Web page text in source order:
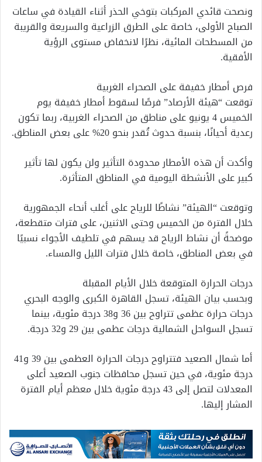
ونصحت قائدي المركبات بتوخي الحذر أثناء القيادة في ساعات
الصباح الأولى، خاصة على الطرق الزراعية والسريعة والقريبة
من المسطحات المائية، نظرًا لانخفاض مستوى الرؤية
الأفقية.
فرص أمطار خفيفة على الصحراء الغربية
توقعت “هيئة الأرصاد” فرصًا لسقوط أمطار خفيفة يوم
الخميس 4 يونيو على مناطق من الصحراء الغربية، ربما تكون
رعدية أحيانًا، بنسبة حدوث تُقدر بنحو 20% على بعض المناطق.
وأكدت أن هذه الأمطار محدودة التأثير ولن يكون لها تأثير
كبير على الأنشطة اليومية في المناطق المتأثرة.
وتوقعت “الهيئة” نشاطًا للرياح على أغلب أنحاء الجمهورية
خلال الفترة من الخميس وحتى الاثنين، على فترات متقطعة،
موضحةً أن نشاط الرياح قد يسهم في تلطيف الأجواء نسبيًا
في بعض المناطق، خاصة خلال فترات الليل والمساء.
درجات الحرارة المتوقعة خلال الأيام المقبلة
وبحسب بيان الهيئة، تسجل القاهرة الكبرى والوجه البحري
درجات حرارة عظمى تتراوح بين 36 و38 درجة مئوية، بينما
تسجل السواحل الشمالية درجات عظمى بين 29 و32 درجة.
أما شمال الصعيد فتتراوح درجات الحرارة العظمى بين 39 و41
درجة مئوية، في حين تسجل محافظات جنوب الصعيد أعلى
المعدلات لتصل إلى 43 درجة مئوية خلال معظم أيام الفترة
المشار إليها.